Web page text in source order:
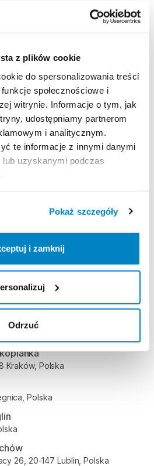
z plików cookie
do spersonalizowania treści
społecznościowe i
witrynie. Informacje o tym, jak
udostępniamy partnerom
i analitycznym.
te informacje z innymi danymi
uzyskanymi podczas
Pokaż szczegóły
i zamknij
Odrzuć
Polska
7, 44-102 Gliwice, Polska
Polska
100 Inowrocław, Polska
500 Jelenia Góra, Polska
30, 40-878 Katowice,
Polska
Kraków, Polska
Polska
26, 20-147 Lublin, Polska